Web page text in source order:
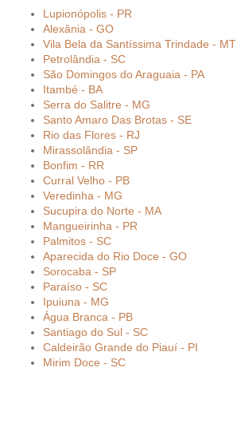
Lupionópolis - PR
Alexânia - GO
Vila Bela da Santíssima Trindade - MT
Petrolândia - SC
São Domingos do Araguaia - PA
Itambé - BA
Serra do Salitre - MG
Santo Amaro Das Brotas - SE
Rio das Flores - RJ
Mirassolândia - SP
Bonfim - RR
Curral Velho - PB
Veredinha - MG
Sucupira do Norte - MA
Mangueirinha - PR
Palmitos - SC
Aparecida do Rio Doce - GO
Sorocaba - SP
Paraíso - SC
Ipuiuna - MG
Água Branca - PB
Santiago do Sul - SC
Caldeirão Grande do Piauí - PI
Mirim Doce - SC